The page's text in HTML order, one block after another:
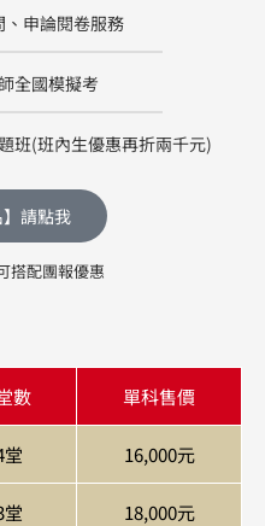
申論閱卷服務
全國模擬考
班(班內生優惠再折兩千元)
】請點我
搭配團報優惠
數 單科售價
堂 16,000元
堂 18,000元